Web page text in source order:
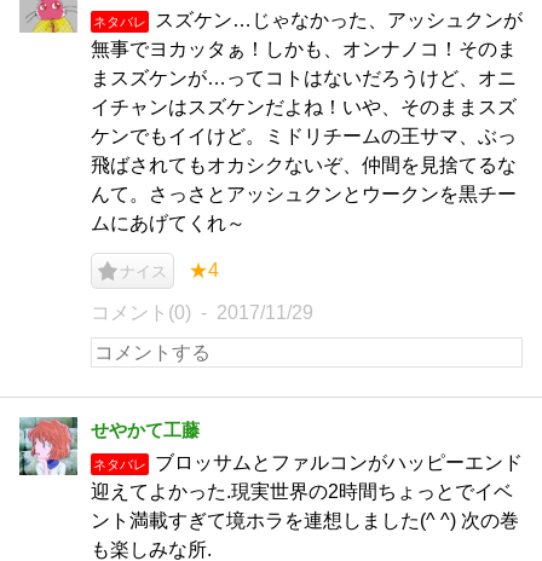
ネタバレ
スズケン…じゃなかった、アッシュクンが
無事でヨカッタぁ！しかも、オンナノコ！そのま
まスズケンが…ってコトはないだろうけど、オニ
イチャンはスズケンだよね！いや、そのままスズ
ケンでもイイけど。ミドリチームの王サマ、ぶっ
飛ばされてもオカシクないぞ、仲間を見捨てるな
んて。さっさとアッシュクンとウークンを黒チー
ムにあげてくれ～
ナイス ★4
コメント(0) 2017/11/29
せやかて工藤
ネタバレ
ブロッサムとファルコンがハッピーエンド
迎えてよかった.現実世界の2時間ちょっとでイベ
ント満載すぎて境ホラを連想しました(^ ^) 次の巻
も楽しみな所.